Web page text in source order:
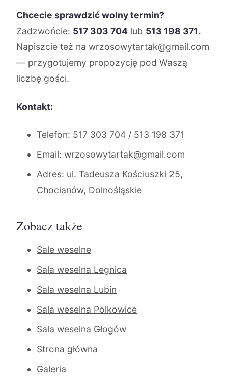
Chcecie sprawdzić wolny termin?
Zadzwońcie: 517 303 704 lub 513 198 371.
Napiszcie też na wrzosowytartak@gmail.com
— przygotujemy propozycję pod Waszą
liczbę gości.
Kontakt:
Telefon: 517 303 704 / 513 198 371
Email: wrzosowytartak@gmail.com
Adres: ul. Tadeusza Kościuszki 25,
Chocianów, Dolnośląskie
Zobacz także
Sale weselne
Sala weselna Legnica
Sala weselna Lubin
Sala weselna Polkowice
Sala weselna Głogów
Strona główna
Galeria